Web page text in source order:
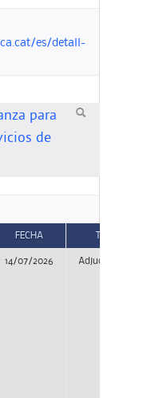
es/detall-
para
de
FECHA
14/07/2026 Adjudicación